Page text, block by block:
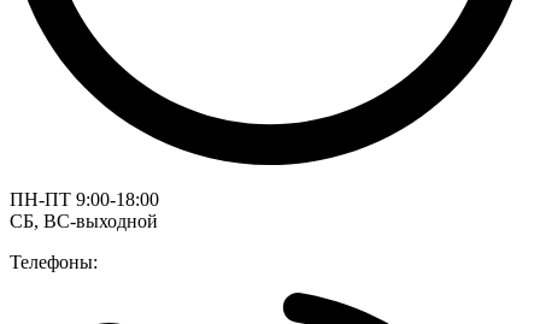
ПН-ПТ 9:00-18:00
СБ, ВС-выходной
Телефоны: